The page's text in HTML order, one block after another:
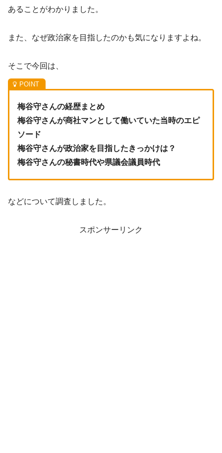
あることがわかりました。
また、なぜ政治家を目指したのかも気になりますよね。
そこで今回は、
梅谷守さんの経歴まとめ
梅谷守さんが商社マンとして働いていた当時のエピ
ソード
梅谷守さんが政治家を目指したきっかけは？
梅谷守さんの秘書時代や県議会議員時代
などについて調査しました。
スポンサーリンク